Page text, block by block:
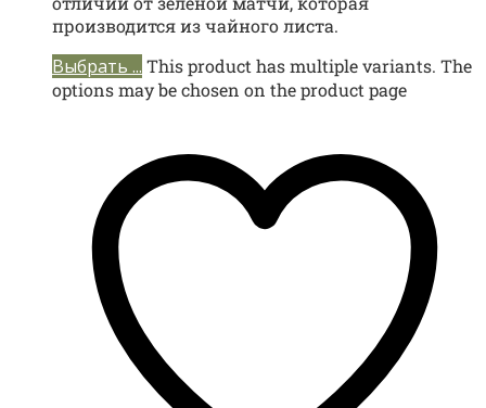
производится из чайного листа.
Выбрать ... This product has multiple variants. The
options may be chosen on the product page